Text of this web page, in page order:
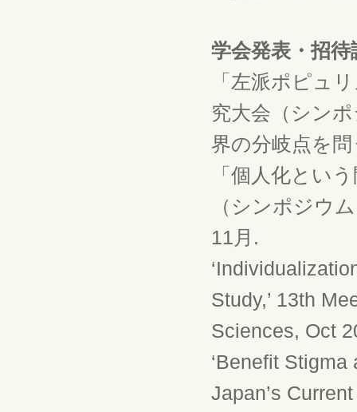
学会発表・招待
「左派ポピュ
究大会（シン
界の分岐点を
「個人化とい
（シンポジウ
11月.
Study,’ 13th
Sciences, Oct
‘Benefit Stigma
Japan’s